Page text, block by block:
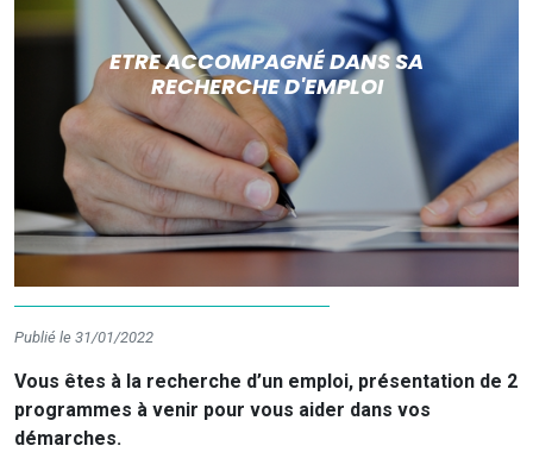
ETRE ACCOMPAGNÉ DANS SA
RECHERCHE D'EMPLOI
Publié le 31/01/2022
Vous êtes à la recherche d’un emploi, présentation de 2
programmes à venir pour vous aider dans vos
démarches.